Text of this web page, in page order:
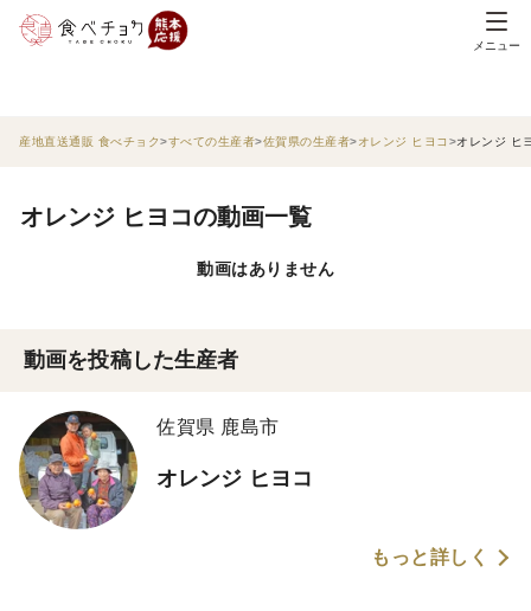
メニュー
産地直送通販 食べチョク すべての生産者 佐賀県の生産者 オレンジ ヒヨコ オレンジ ヒ
オレンジ ヒヨコの動画一覧
動画はありません
動画を投稿した生産者
佐賀県 鹿島市
オレンジ ヒヨコ
もっと詳しく